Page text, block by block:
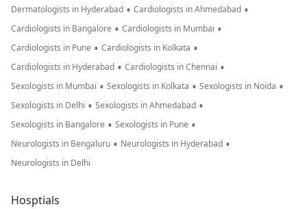
Dermatologists in Hyderabad • Cardiologists in Ahmedabad •
Cardiologists in Bangalore • Cardiologists in Mumbai •
Cardiologists in Pune • Cardiologists in Kolkata •
Cardiologists in Hyderabad • Cardiologists in Chennai •
Sexologists in Mumbai • Sexologists in Kolkata • Sexologists in Noida •
Sexologists in Delhi • Sexologists in Ahmedabad •
Sexologists in Bangalore • Sexologists in Pune •
Neurologists in Bengaluru • Neurologists in Hyderabad •
Neurologists in Delhi
Hosptials